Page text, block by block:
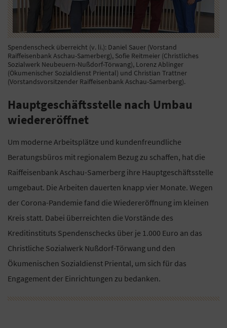
Spendenscheck überreicht (v. li.): Daniel Sauer (Vorstand
Raiffeisenbank Aschau-Samerberg), Sofie Reitmeier (Christliches
Sozialwerk Neubeuern-Nußdorf-Törwang), Lorenz Ablinger
(Ökumenischer Sozialdienst Priental) und Christian Trattner
(Vorstandsvorsitzender Raiffeisenbank Aschau-Samerberg).
Hauptgeschäftsstelle nach Umbau
wiedereröffnet
Um moderne Arbeitsplätze und kundenfreundliche
Beratungsbüros mit regionalem Bezug zu schaffen, hat die
Raiffeisenbank Aschau-Samerberg ihre Hauptgeschäftsstelle
umgebaut. Die Arbeiten dauerten knapp vier Monate. Wegen
der Corona-Pandemie fand die Wiedereröffnung im kleinen
Kreis statt. Dabei überreichten die Vorstände des
Kreditinstituts Spendenschecks über je 1.000 Euro an das
Christliche Sozialwerk Nußdorf-Törwang und den
Ökumenischen Sozialdienst Priental, um sich für das
Engagement der Einrichtungen zu bedanken.